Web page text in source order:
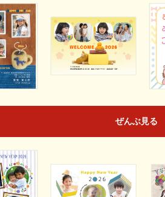
ぜんぶ見る